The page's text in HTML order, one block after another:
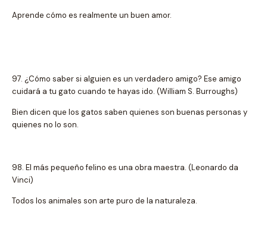
Aprende cómo es realmente un buen amor.
97. ¿Cómo saber si alguien es un verdadero amigo? Ese amigo
cuidará a tu gato cuando te hayas ido. (William S. Burroughs)
Bien dicen que los gatos saben quienes son buenas personas y
quienes no lo son.
98. El más pequeño felino es una obra maestra. (Leonardo da
Vinci)
Todos los animales son arte puro de la naturaleza.